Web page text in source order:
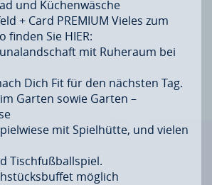
und Küchenwäsche
+ Card PREMIUM Vieles zum
finden Sie HIER:
mit Ruheraum bei
Dich Fit für den nächsten Tag.
Garten sowie Garten –
mit Spielhütte, und vielen
Tischfußballspiel.
möglich